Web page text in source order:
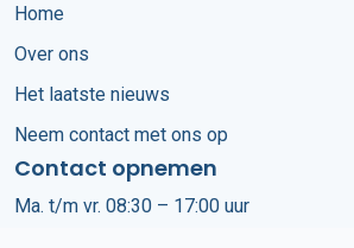
Home
Over ons
Het laatste nieuws
Neem contact met ons op
Contact opnemen
Ma. t/m vr. 08:30 – 17:00 uur